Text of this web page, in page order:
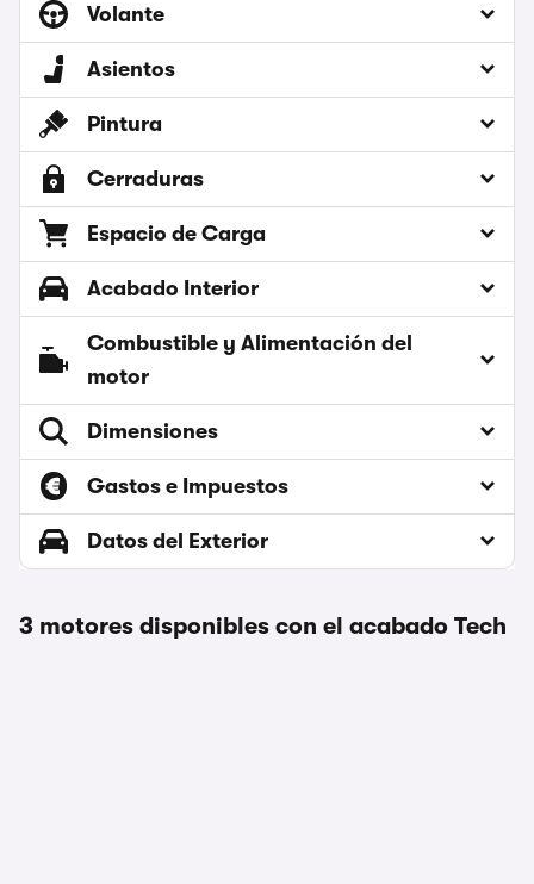
Volante
Asientos
Pintura
Cerraduras
Espacio de Carga
Acabado Interior
Combustible y Alimentación del
motor
Dimensiones
Gastos e Impuestos
Datos del Exterior
3 motores disponibles con el acabado Tech